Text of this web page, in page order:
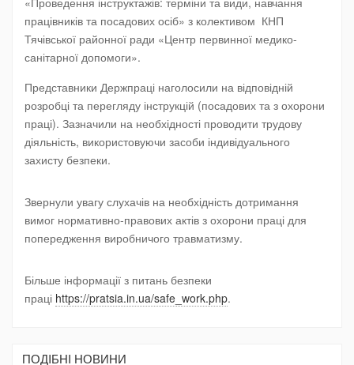
працівників та посадових осіб» з колективом КНП
Тячівської районної ради «Центр первинної медико-
санітарної допомоги».
Представники Держпраці наголосили на відповідній
розробці та перегляду інструкцій (посадових та з охорони
праці). Зазначили на необхідності проводити трудову
діяльність, використовуючи засоби індивідуального
захисту безпеки.
Звернули увагу слухачів на необхідність дотримання
вимог нормативно-правових актів з охорони праці для
попередження виробничого травматизму.
Більше інформації з питань безпеки
праці https://pratsia.in.ua/safe_work.php.
ПОДIБНI НОВИНИ